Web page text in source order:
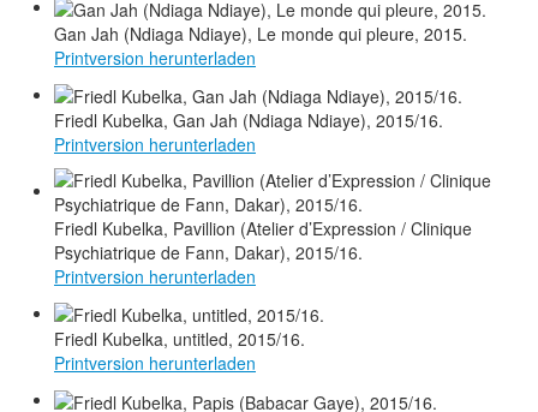
Gan Jah (Ndiaga Ndiaye), Le monde qui pleure, 2015.
Printversion herunterladen
Friedl Kubelka, Gan Jah (Ndiaga Ndiaye), 2015/16.
Printversion herunterladen
Friedl Kubelka, Pavillion (Atelier d’Expression / Clinique
Psychiatrique de Fann, Dakar), 2015/16.
Printversion herunterladen
Friedl Kubelka, untitled, 2015/16.
Printversion herunterladen